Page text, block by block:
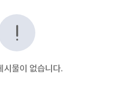
시물이 없습니다.